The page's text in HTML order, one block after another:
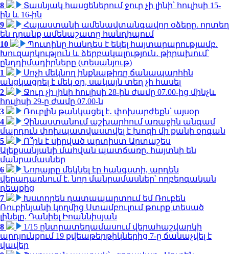
8
Տասնյակ հասցեներում ջուր չի լինի՝ հուլիսի 15-
ին և 16-ին
9
Հայաստանի ամենավտանգավոր օձերը. որտեղ
են դրանք ամենաշատը հանդիպում
10
Պուտինը հանդես է եկել հայտարարությամբ.
Խուզարկություն և ձերբակալություն․ թիրախում՝
ընդդիմադիրները (տեսանյութ)
1
Սոչի մեկնող ինքնաթիռը ճանապարհին
անցկացրել է մեկ օր, սակայն տեղ չի հասել
2
Ջուր չի լինի հուլիսի 28-ին ժամը 07.00-ից մինչև
հուլիսի 29-ը ժամը 07.00-ն
3
Ռուբլին թանկացել է․ փոխարժեքն՝ այսօր
4
Չինաստանում աշխարհում առաջին անգամ
մարդուն փոխպատվաստվել է խոզի մի քանի օրգան
5
Ո՞րն է սիրված արտիստ Արտաշես
Ալեքսանյանի մահվան պատճառը. հայտնի են
մանրամասներ
6
Նորայրը մեկնել էր հանգստի, արդեն
վերադառնում է. նոր մանրամասներ՝ ողբերգական
դեպքից
7
Խստորեն դատապարտում եմ Ռուբեն
Ռուբինյանի կողմից Ստամբուլում թուրք տեսած
լինելը. Դանիել Իոաննիսյան
8
1/15 ընտրատեղամասում վերահաշվարկի
արդյունքում 19 քվեաթերթիկներից 7-ը ճանաչվել է
վավեր